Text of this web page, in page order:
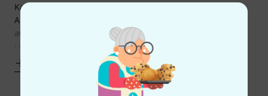
Kantenbearbeitung.
Alles in Allem für Kinder ein tolles Instrument, um sich
auszuprobieren.